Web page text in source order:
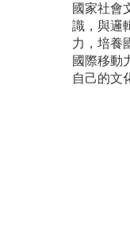
國家社會
識，與邏
力，培養
國際移動
自己的文